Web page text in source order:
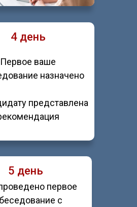
4 день
Первое ваше
назначено
представлена
5 день
первое
с